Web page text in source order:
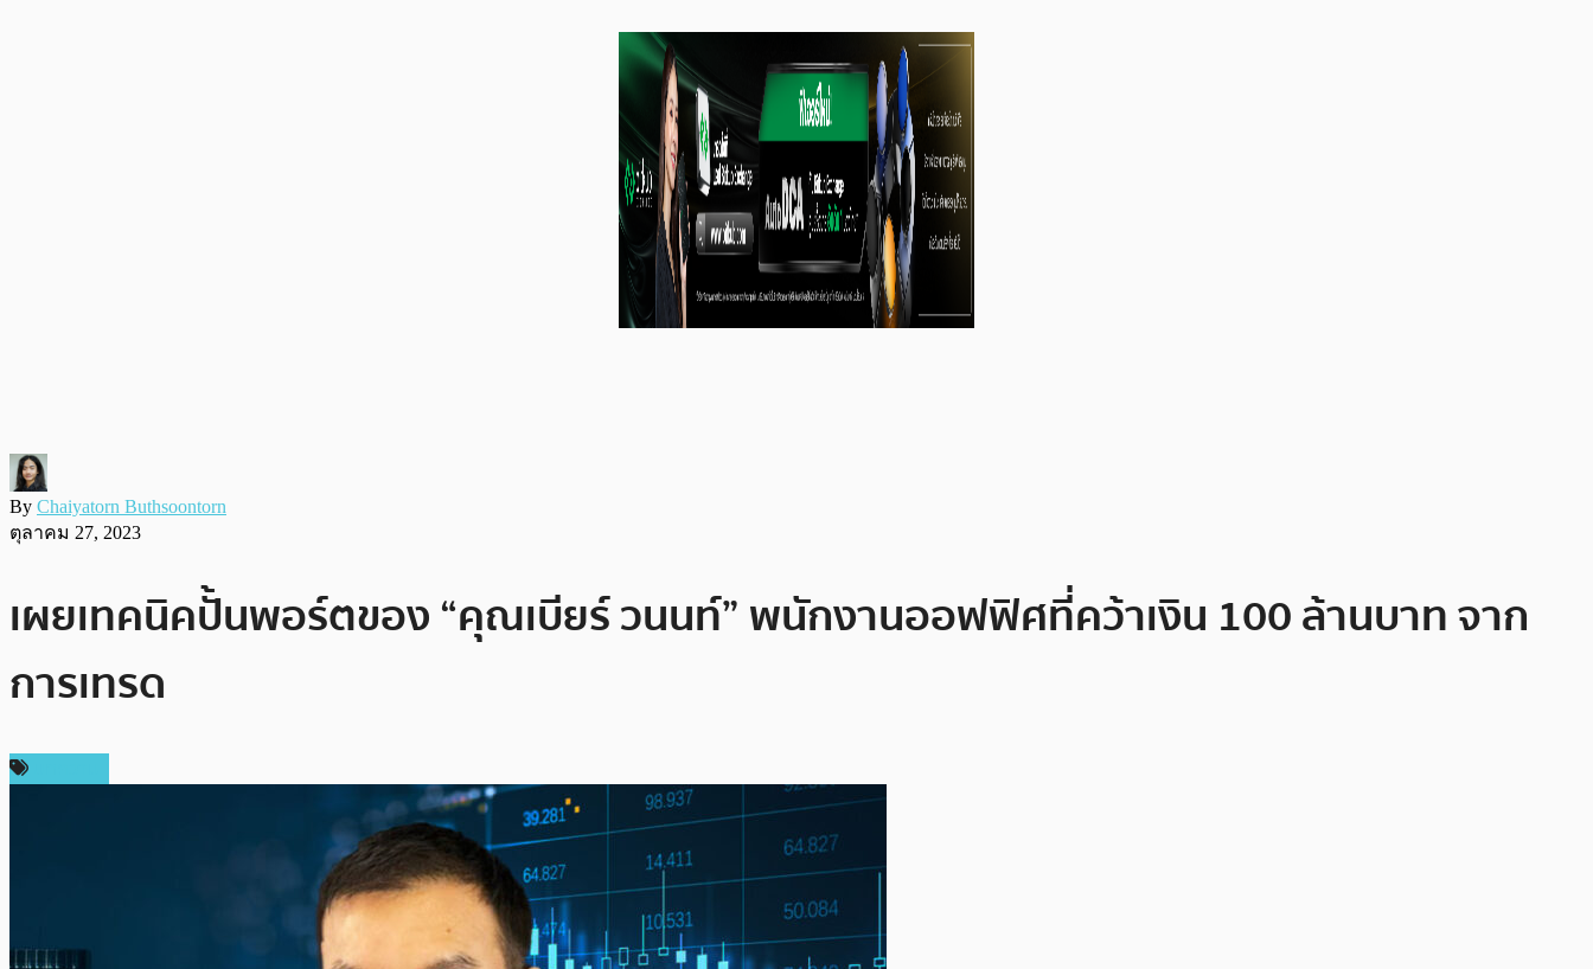
By Chaiyatorn Buthsoontorn
ตุลาคม 27, 2023
เผยเทคนิคปั้นพอร์ตของ “คุณเบียร์ วนนท์” พนักงานออฟฟิศที่คว้าเงิน 100 ล้านบาท จาก
การเทรด